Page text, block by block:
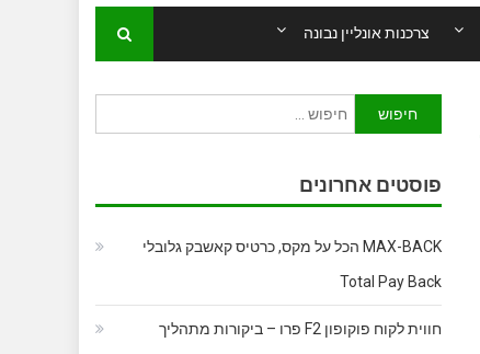
צרכנות אונליין נבונה
חיפוש:
פוסטים אחרונים
MAX-BACK הכל על מקס, כרטיס קאשבק גלובלי
Total Pay Back
חווית לקוח פוקופון F2 פרו – ביקורות מתהליך